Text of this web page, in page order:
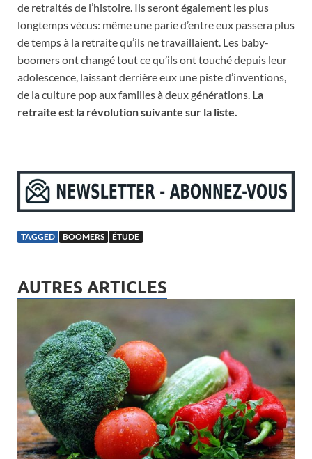
de retraités de l’histoire. Ils seront également les plus
longtemps vécus: même une parie d’entre eux passera plus
de temps à la retraite qu’ils ne travaillaient. Les baby-
boomers ont changé tout ce qu’ils ont touché depuis leur
adolescence, laissant derrière eux une piste d’inventions,
de la culture pop aux familles à deux générations. La
retraite est la révolution suivante sur la liste.
TAGGED BOOMERS ÉTUDE
AUTRES ARTICLES